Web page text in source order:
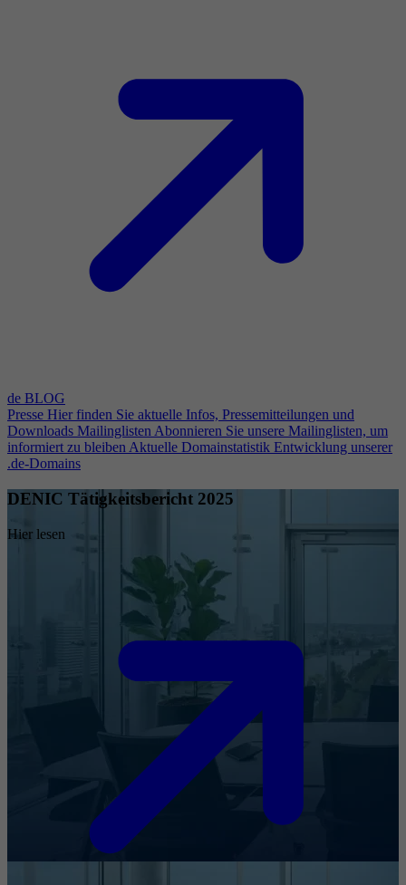
de BLOG
Presse Hier finden Sie aktuelle Infos, Pressemitteilungen und
Downloads Mailinglisten Abonnieren Sie unsere Mailinglisten, um
informiert zu bleiben Aktuelle Domainstatistik Entwicklung unserer
.de-Domains
DENIC Tätigkeitsbericht 2025
Hier lesen